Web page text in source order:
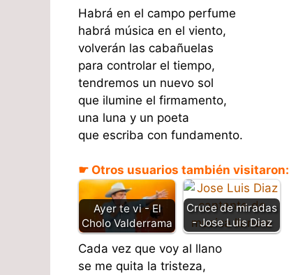
Habrá en el campo perfume
habrá música en el viento,
volverán las cabañuelas
para controlar el tiempo,
tendremos un nuevo sol
que ilumine el firmamento,
una luna y un poeta
que escriba con fundamento.
☛ Otros usuarios también visitaron:
Ayer te vi - El
Cholo Valderrama
Cruce de miradas
- Jose Luis Diaz
Cada vez que voy al llano
se me quita la tristeza,